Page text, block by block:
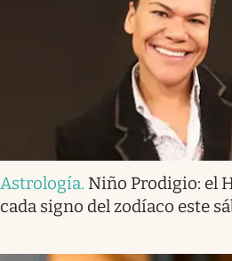
Astrología. Niño Prodigio: el
cada signo del zodíaco este